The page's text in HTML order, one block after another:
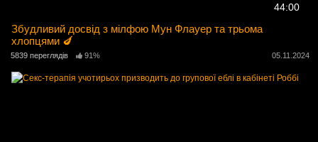
44:00
Збудливий досвід з мілфою Мун Флауер та трьома
хлопцями 🍆
5839 переглядів 91% 05.11.2024